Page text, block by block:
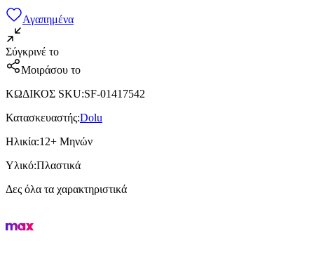
Αγαπημένα
Σύγκρινέ το
Μοιράσου το
ΚΩΔΙΚΟΣ SKU:SF-01417542
Κατασκευαστής:Dolu
Ηλικία:12+ Μηνών
Υλικό:Πλαστικά
Δες όλα τα χαρακτηριστικά